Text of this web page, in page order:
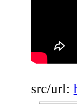
src/url: